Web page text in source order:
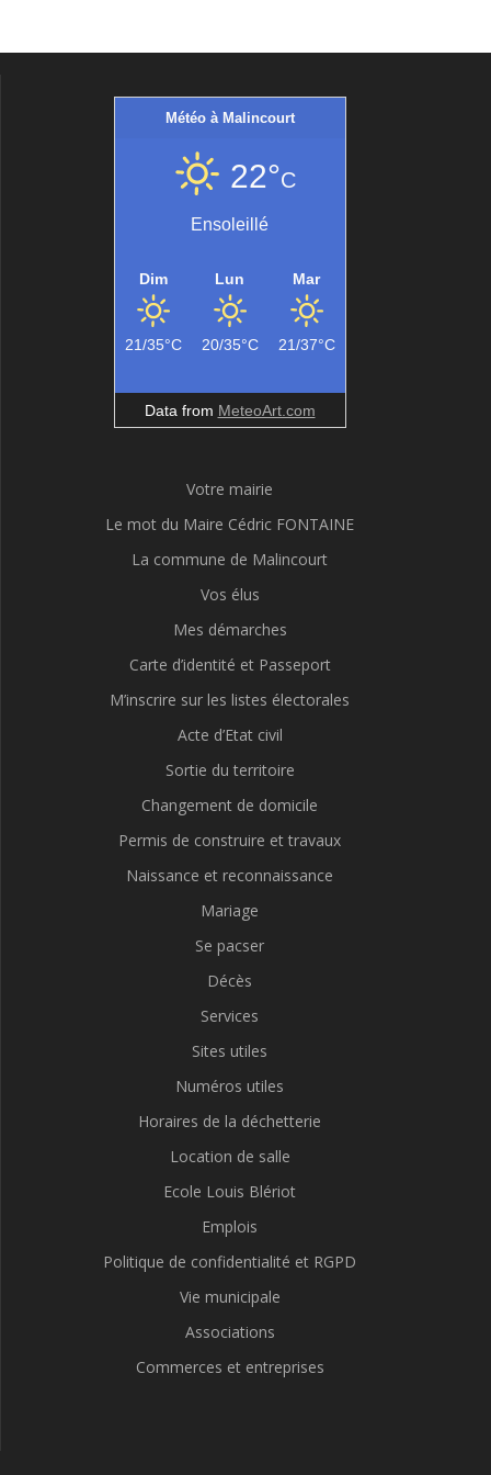
Météo à Malincourt
22°C
Ensoleillé
Dim
21/35°C
Lun
20/35°C
Mar
21/37°C
Data from MeteoArt.com
Votre mairie
Le mot du Maire Cédric FONTAINE
La commune de Malincourt
Vos élus
Mes démarches
Carte d’identité et Passeport
M’inscrire sur les listes électorales
Acte d’Etat civil
Sortie du territoire
Changement de domicile
Permis de construire et travaux
Naissance et reconnaissance
Mariage
Se pacser
Décès
Services
Sites utiles
Numéros utiles
Horaires de la déchetterie
Location de salle
Ecole Louis Blériot
Emplois
Politique de confidentialité et RGPD
Vie municipale
Associations
Commerces et entreprises